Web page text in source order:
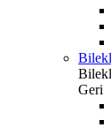
Geri